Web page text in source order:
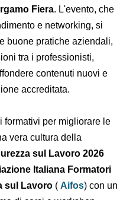
si terrà a Bergamo il16
le strutture diBergamo
innovazione,
si pone l'obiettivo di
aziendali, rafforzare
favorire lo
formativi per migliorare
una vera cultura della
sul Lavoro 2026